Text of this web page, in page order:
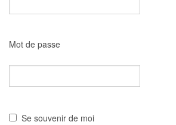
Mot de passe
Se souvenir de moi